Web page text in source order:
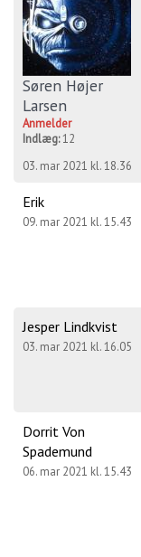
Søren Højer
Larsen
Anmelder
Indlæg:12
03. mar 2021 kl. 18.36
Erik
09. mar 2021 kl. 15.43
Jesper Lindkvist
03. mar 2021 kl. 16.05
Dorrit Von
Spademund
06. mar 2021 kl. 15.43